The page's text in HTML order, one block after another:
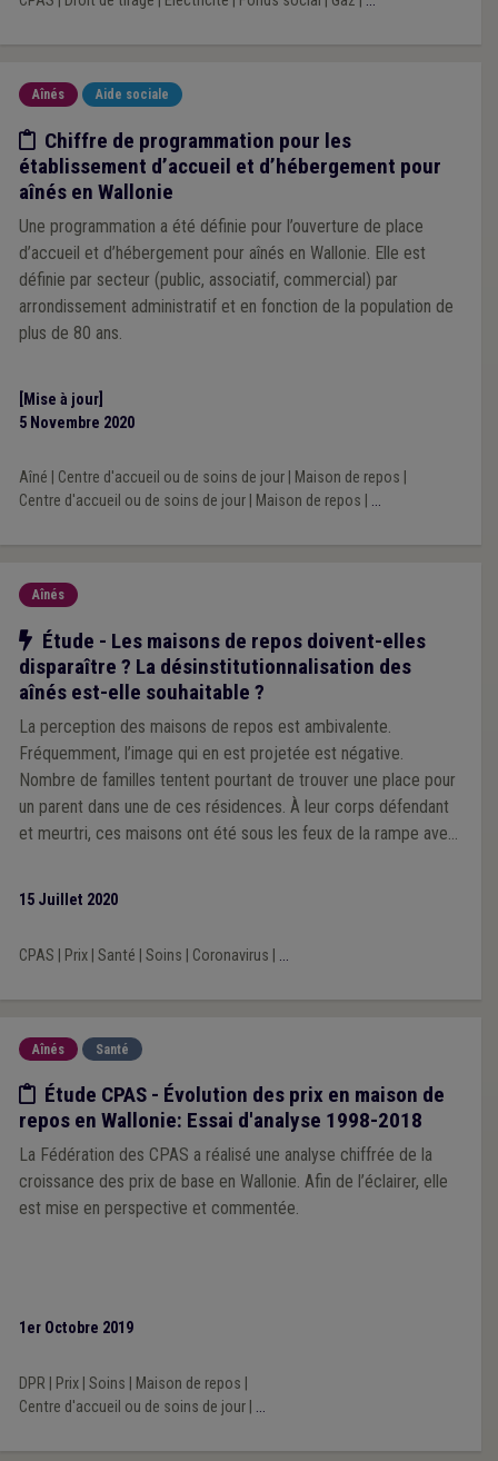
Aînés Aide sociale
Etude/chiffres
Chiffre de programmation pour les
établissement d’accueil et d’hébergement pour
aînés en Wallonie
Une programmation a été définie pour l’ouverture de place
d’accueil et d’hébergement pour aînés en Wallonie. Elle est
définie par secteur (public, associatif, commercial) par
arrondissement administratif et en fonction de la population de
plus de 80 ans.
[Mise à jour]
5 Novembre 2020
Aîné Centre d'accueil ou de soins de jour| Maison de repos
Centre d'accueil ou de soins de jour| Maison de repos ...
Aînés
Notre action
Étude - Les maisons de repos doivent-elles
disparaître ? La désinstitutionnalisation des
aînés est-elle souhaitable ?
La perception des maisons de repos est ambivalente.
Fréquemment, l’image qui en est projetée est négative.
Nombre de familles tentent pourtant de trouver une place pour
un parent dans une de ces résidences. À leur corps défendant
et meurtri, ces maisons ont été sous les feux de la rampe avec
15 Juillet 2020
CPAS Prix| Santé Soins Coronavirus ...
Aînés Santé
Etude/chiffres
Étude CPAS - Évolution des prix en maison de
repos en Wallonie: Essai d'analyse 1998-2018
La Fédération des CPAS a réalisé une analyse chiffrée de la
croissance des prix de base en Wallonie. Afin de l’éclairer, elle
est mise en perspective et commentée.
1er Octobre 2019
DPR Prix| Soins Maison de repos
Centre d'accueil ou de soins de jour| ...